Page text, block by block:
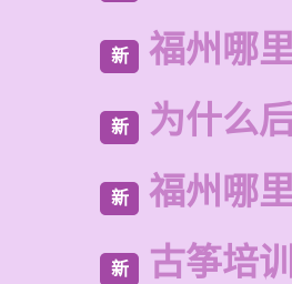
新 福州哪
新 为什么
新 福州哪
新 古筝培